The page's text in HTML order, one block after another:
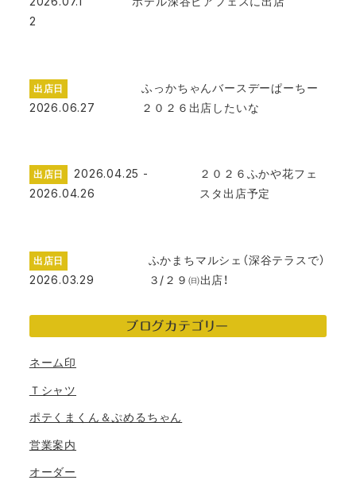
2
出店日
2026.06.27
ふっかちゃんバースデーぱーちー
２０２６出店したいな
出店日
2026.04.25 -
2026.04.26
２０２６ふかや花フェ
スタ出店予定
出店日
2026.03.29
ふかまちマルシェ（深谷テラスで）
３/２９㈰出店！
ブログカテゴリー
ネーム印
Ｔシャツ
ポテくまくん＆ぷめるちゃん
営業案内
オーダー